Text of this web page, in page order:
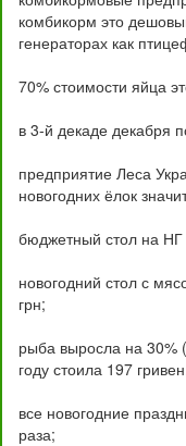
комбикорм это
генераторах как
70% стоимости яйца
в 3-й декаде декабря
предприятие Леса
новогодних ёлок
бюджетный стол на НГ
новогодний стол с
грн;
рыба выросла на 30%
году стоила 197
все новогодние
раза;